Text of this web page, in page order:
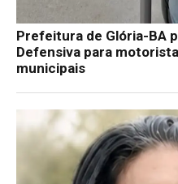
Prefeitura de Glória-BA
Defensiva para
municipais